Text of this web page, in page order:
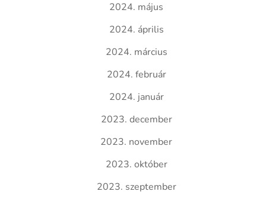
2024. május
2024. április
2024. március
2024. február
2024. január
2023. december
2023. november
2023. október
2023. szeptember